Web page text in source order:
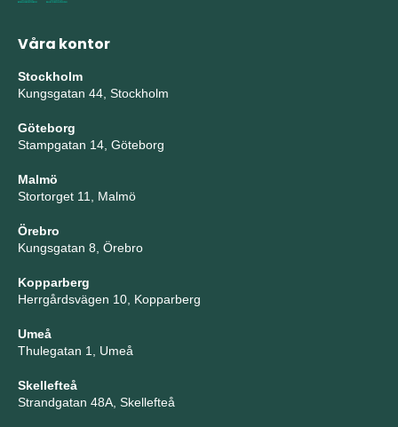
Våra kontor
Stockholm
Kungsgatan 44, Stockholm
Göteborg
Stampgatan 14, Göteborg
Malmö
Stortorget 11, Malmö
Örebro
Kungsgatan 8, Örebro
Kopparberg
Herrgårdsvägen 10, Kopparberg
Umeå
Thulegatan 1, Umeå
Skellefteå
Strandgatan 48A, Skellefteå